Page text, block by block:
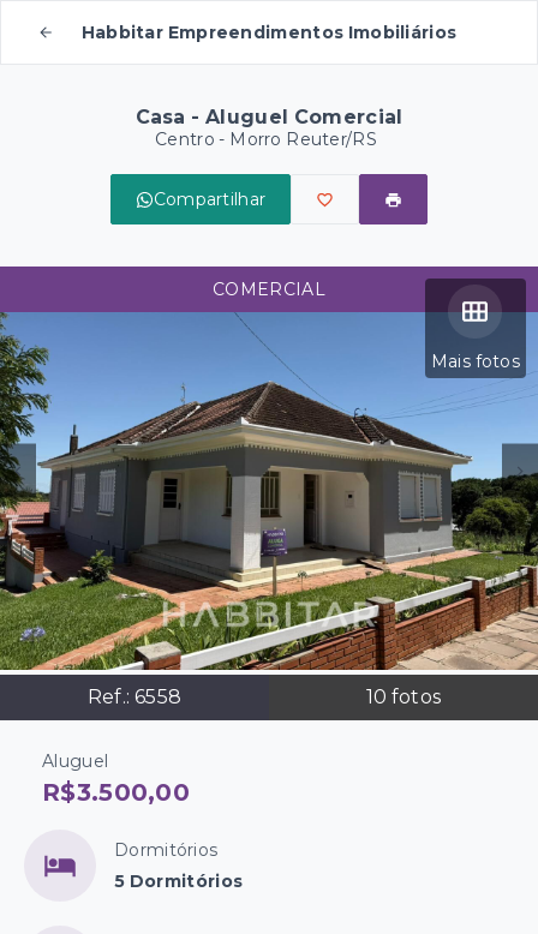
Habbitar Empreendimentos Imobiliários
Casa - Aluguel Comercial
Centro - Morro Reuter/RS
Compartilhar
Mais fotos
Ref.: 6558 10 fotos
COMERCIAL
Aluguel
R$3.500,00
Dormitórios
5 Dormitórios